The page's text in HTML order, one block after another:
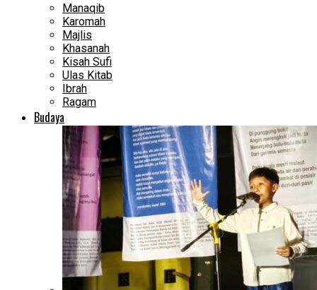
Manaqib
Karomah
Majlis
Khasanah
Kisah Sufi
Ulas Kitab
Ibrah
Ragam
Budaya